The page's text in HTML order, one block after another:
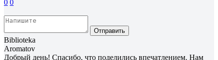
0 0
Отправить
Biblioteka
Aromatov
Добрый день! Спасибо, что поделились впечатлением. Нам